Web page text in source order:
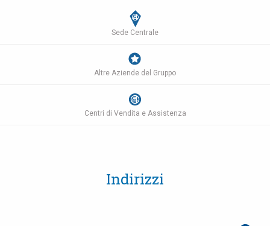
Sede Centrale
Altre Aziende del Gruppo
Centri di Vendita e Assistenza
Indirizzi